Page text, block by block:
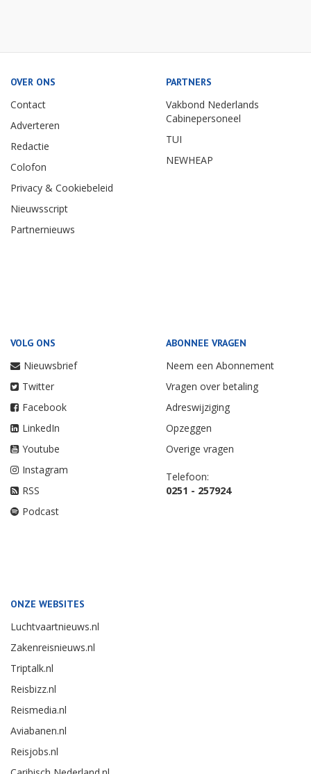
OVER ONS
Contact
Adverteren
Redactie
Colofon
Privacy & Cookiebeleid
Nieuwsscript
Partnernieuws
PARTNERS
Vakbond Nederlands
Cabinepersoneel
TUI
NEWHEAP
VOLG ONS
Nieuwsbrief
Twitter
Facebook
LinkedIn
Youtube
Instagram
RSS
Podcast
ABONNEE VRAGEN
Neem een Abonnement
Vragen over betaling
Adreswijziging
Opzeggen
Overige vragen
Telefoon:
0251 - 257924
ONZE WEBSITES
Luchtvaartnieuws.nl
Zakenreisnieuws.nl
Triptalk.nl
Reisbizz.nl
Reismedia.nl
Aviabanen.nl
Reisjobs.nl